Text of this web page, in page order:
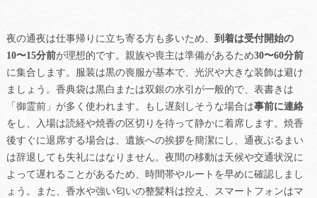
夜の通夜は仕事帰りに立ち寄る方も多いため、 到着は受付開始の
10〜15分前が理想的です。親族や喪主は準備があるため30〜60分前
に集合します。服装は黒の喪服が基本で、光沢や大きな装飾は避け
ましょう。香典袋は黒白または双銀の水引が一般的で、表書きは
「御霊前」が多く使われます。もし遅刻しそうな場合は事前に連絡
をし、入場は読経や焼香の区切りを待って静かに着席します。焼香
後すぐに退席する場合は、遺族への挨拶を簡潔にし、通夜ぶるまい
は辞退しても失礼にはなりません。夜間の移動は天候や交通状況に
よって遅れることがあるため、時間帯やルートを早めに確認しまし
ょう。また、香水や強い匂いの整髪料は控え、スマートフォンはマ